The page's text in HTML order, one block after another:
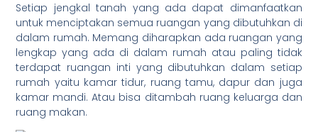
Setiap jengkal tanah yang ada dapat dimanfaatkan
untuk menciptakan semua ruangan yang dibutuhkan di
dalam rumah. Memang diharapkan ada ruangan yang
lengkap yang ada di dalam rumah atau paling tidak
terdapat ruangan inti yang dibutuhkan dalam setiap
rumah yaitu kamar tidur, ruang tamu, dapur dan juga
kamar mandi. Atau bisa ditambah ruang keluarga dan
ruang makan.